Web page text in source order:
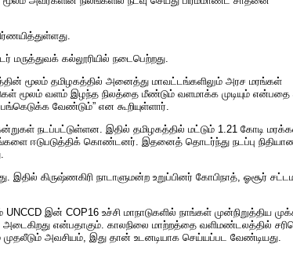
மருத்துவக் கல்லூரியில் நடைபெற்றது.
மூலம் தமிழகத்தில் அனைத்து மாவட்டங்களிலும் அரச மரங்கள்
மூலம் வளம் இழந்த நிலத்தை மீண்டும் வளமாக்க முடியும் என்பதை
வேண்டும்” என கூறியுள்ளார்.
நடப்பட்டுள்ளன. இதில் தமிழகத்தில் மட்டும் 1.21 கோடி
ஈடுபடுத்திக் கொண்டனர். இதனைத் தொடர்ந்து நடப்பு
கிருஷ்ணகிரி நாடாளுமன்ற உறுப்பினர் கோபிநாத், ஓசூர்
இன் COP16 உச்சி மாநாடுகளில் நாங்கள் முன்நிறுத்திய
அடைகிறது என்பதாகும். காலநிலை மாற்றத்தை வளிமண்டலத்தில்
முதலீடும் அவசியம், இது தான் உடனடியாக செய்யப்பட வேண்டியது.